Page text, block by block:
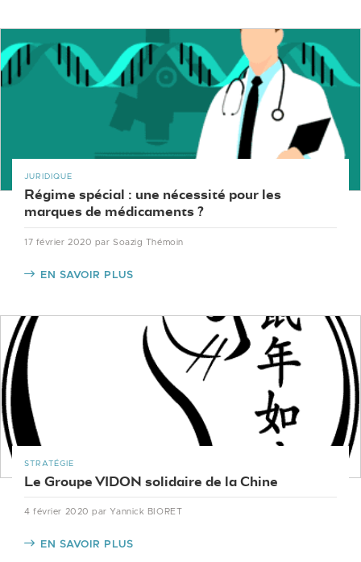
JURIDIQUE
Régime spécial : une nécessité pour les
marques de médicaments ?
17 février 2020 par Soazig Thémoin
EN SAVOIR PLUS
STRATÉGIE
Le Groupe VIDON solidaire de la Chine
4 février 2020 par Yannick BIORET
EN SAVOIR PLUS